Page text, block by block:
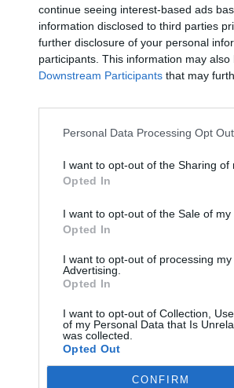
continue seeing interest-based ads
information disclosed to third parties
further disclosure of your personal
participants. This information may
Downstream Participants that may
Personal Data Processing Opt
I want to opt-out of the Sharing of
Opted In
I want to opt-out of the Sale of
Opted In
I want to opt-out of processing
Advertising.
Opted In
I want to opt-out of Collection,
of my Personal Data that Is
was collected.
Opted Out
CONFIRM